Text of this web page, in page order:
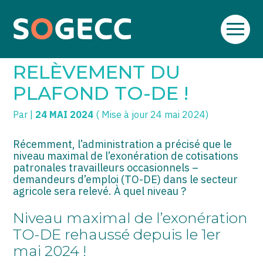
Aller
SOGECC – Coignières
SOGECC – Noisy
SOGECC – République
SOGECC – Turbigo
TPE/PME
COMMERÇANTS
GROUPE
SCI / LMNP
PROFESSIONS LIBÉRALES
HOLDING
PARTICULIERS
EXPATRIÉ NON RÉSIDANT
IMPATRIÉ / EXPATRIÉ
Créer et reprendre une activité
Gérer votre quotidien
Piloter votre entreprise
Développer votre entreprise
Construire votre patrimoine
Être prêt pour la facturation
électronique
RELÈVEMENT DU
PLAFOND TO-DE !
Par 24 MAI 2024 ( Mise à jour 24 mai 2024)
Récemment, l’administration a précisé que le
niveau maximal de l’exonération de cotisations
patronales travailleurs occasionnels –
demandeurs d’emploi (TO-DE) dans le secteur
agricole sera relevé. À quel niveau ?
Niveau maximal de l’exonération
TO-DE rehaussé depuis le 1er
mai 2024 !